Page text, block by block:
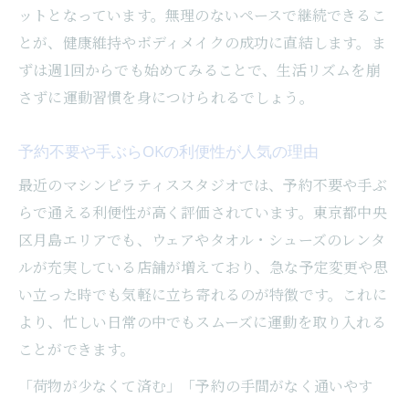
ットとなっています。無理のないペースで継続できるこ
とが、健康維持やボディメイクの成功に直結します。ま
ずは週1回からでも始めてみることで、生活リズムを崩
さずに運動習慣を身につけられるでしょう。
予約不要や手ぶらOKの利便性が人気の理由
最近のマシンピラティススタジオでは、予約不要や手ぶ
らで通える利便性が高く評価されています。東京都中央
区月島エリアでも、ウェアやタオル・シューズのレンタ
ルが充実している店舗が増えており、急な予定変更や思
い立った時でも気軽に立ち寄れるのが特徴です。これに
より、忙しい日常の中でもスムーズに運動を取り入れる
ことができます。
「荷物が少なくて済む」「予約の手間がなく通いやす